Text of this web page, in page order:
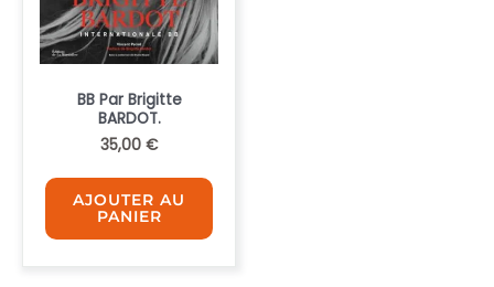
BB Par Brigitte
BARDOT.
35,00 €
AJOUTER AU
PANIER